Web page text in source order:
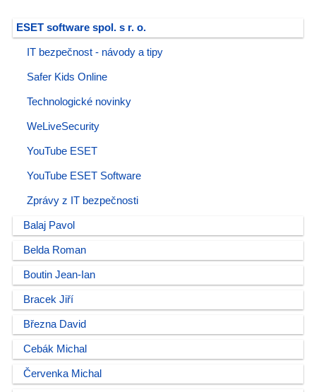
ESET software spol. s r. o.
IT bezpečnost - návody a tipy
Safer Kids Online
Technologické novinky
WeLiveSecurity
YouTube ESET
YouTube ESET Software
Zprávy z IT bezpečnosti
Balaj Pavol
Belda Roman
Boutin Jean-Ian
Bracek Jiří
Března David
Cebák Michal
Červenka Michal